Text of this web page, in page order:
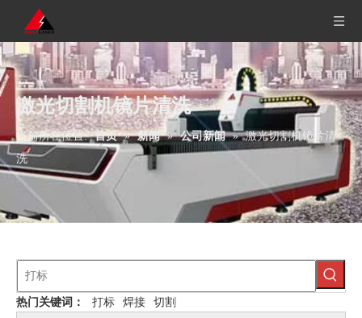
激光切割机镜片清洗
当前所在位置: 首页 » 新闻 » 公司新闻 » 激光切割机镜片清
洗
热门关键词： 打标 焊接 切割